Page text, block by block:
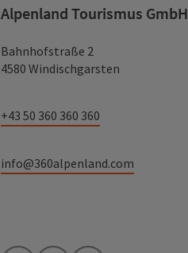
Alpenland Tourismus GmbH
Bahnhofstraße 2
4580 Windischgarsten
+43 50 360 360 360
info@360alpenland.com